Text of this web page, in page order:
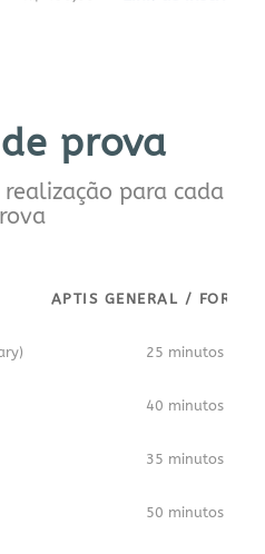
prova
para cada
APTIS GENERAL / FOR
25 minutos
40 minutos
35 minutos
50 minutos